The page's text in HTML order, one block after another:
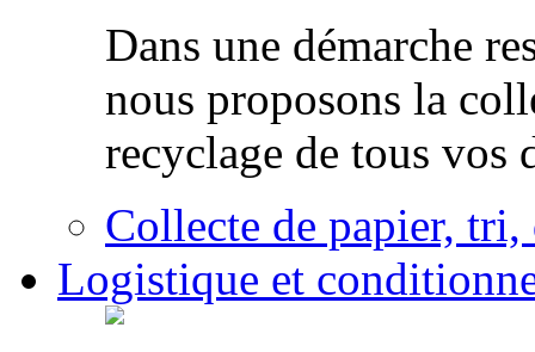
Dans une démarche
nous proposons la
recyclage de tous vos
Collecte de papier,
Logistique et